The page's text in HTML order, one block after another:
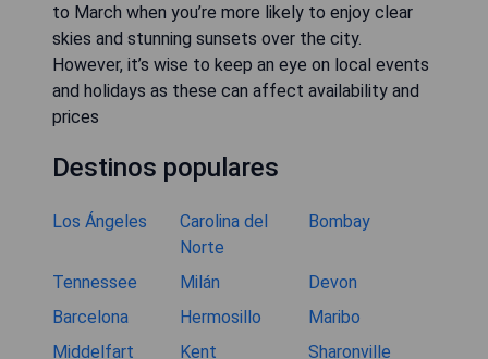
to March when you’re more likely to enjoy clear
skies and stunning sunsets over the city.
However, it’s wise to keep an eye on local events
and holidays as these can affect availability and
prices
Destinos populares
Los Ángeles
Carolina del
Norte
Bombay
Tennessee Milán
Devon
Barcelona
Hermosillo
Maribo
Middelfart
Kent Sharonville